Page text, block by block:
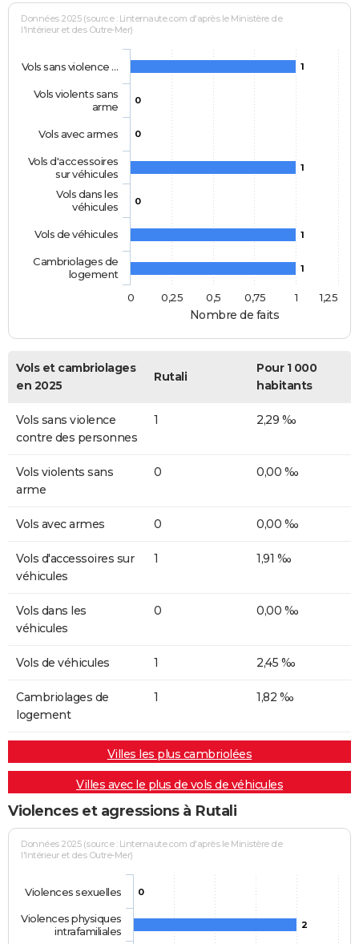
Nombre de faits
Données 2025 (source : Linternaute.com d'après le Ministère de
l'Intérieur et des Outre-Mer)
1
0
0
1
0
1
1
Vols sans violence …
Vols violents sans
arme
Vols avec armes
Vols d'accessoires
sur véhicules
Vols dans les
véhicules
Vols de véhicules
Cambriolages de
logement
0
1
0,25 0,5 0,75 1,25
Vols et cambriolages
en 2025
Rutali
Pour 1 000
habitants
Vols sans violence
contre des personnes
1 2,29 ‰
Vols violents sans
arme
0 0,00 ‰
Vols avec armes 0 0,00 ‰
Vols d'accessoires sur
véhicules
1 1,91 ‰
Vols dans les
véhicules
0 0,00 ‰
Vols de véhicules 1 2,45 ‰
Cambriolages de
logement
1 1,82 ‰
Villes les plus cambriolées
Villes avec le plus de vols de véhicules
Violences et agressions à Rutali
Données 2025 (source : Linternaute.com d'après le Ministère de
l'Intérieur et des Outre-Mer)
0
2
Violences sexuelles
Violences physiques
intrafamiliales